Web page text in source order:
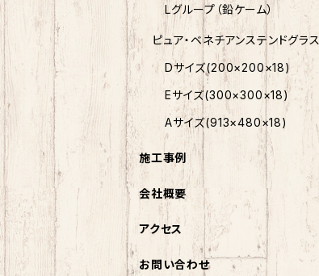
Lグループ（鉛ケーム）
ピュア・ベネチアンステンドグラス
Dサイズ(200×200×18)
Eサイズ(300×300×18)
Aサイズ(913×480×18)
施工事例
会社概要
アクセス
お問い合わせ